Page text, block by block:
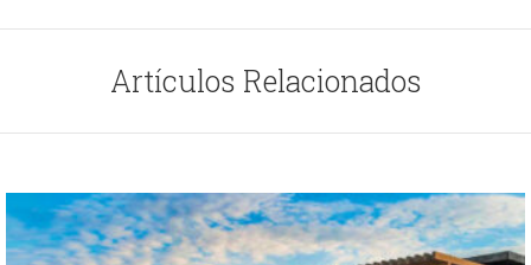
Artículos Relacionados